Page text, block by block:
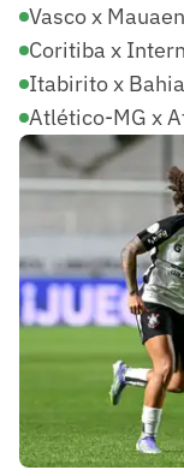
Vasco x
Coritiba x
Itabirito x Bahia
Atlético-MG x